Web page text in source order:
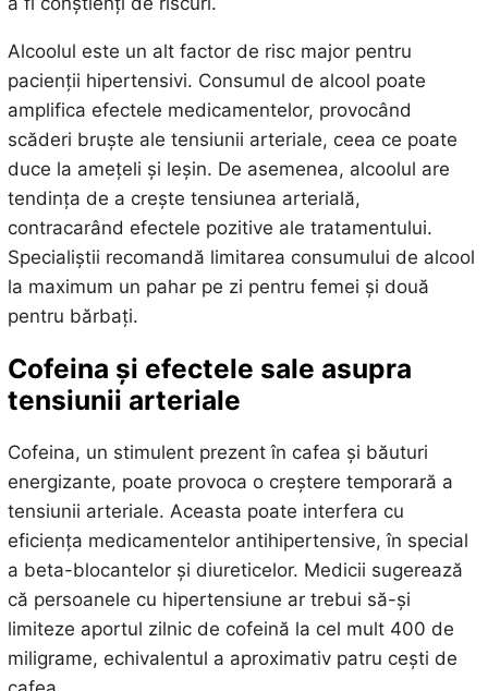
Alcoolul este un alt factor de risc major pentru
pacienții hipertensivi. Consumul de alcool poate
amplifica efectele medicamentelor, provocând
scăderi bruște ale tensiunii arteriale, ceea ce poate
duce la amețeli și leșin. De asemenea, alcoolul are
tendința de a crește tensiunea arterială,
contracarând efectele pozitive ale tratamentului.
Specialiștii recomandă limitarea consumului de alcool
la maximum un pahar pe zi pentru femei și două
pentru bărbați.
Cofeina și efectele sale asupra
tensiunii arteriale
Cofeina, un stimulent prezent în cafea și băuturi
energizante, poate provoca o creștere temporară a
tensiunii arteriale. Aceasta poate interfera cu
eficiența medicamentelor antihipertensive, în special
a beta-blocantelor și diureticelor. Medicii sugerează
că persoanele cu hipertensiune ar trebui să-și
limiteze aportul zilnic de cofeină la cel mult 400 de
miligrame, echivalentul a aproximativ patru cești de